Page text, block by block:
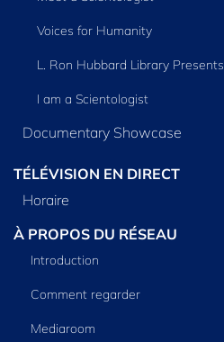
Voices for Humanity
L. Ron Hubbard Library Presents
I am a Scientologist
Documentary Showcase
TÉLÉVISION EN DIRECT
Horaire
À PROPOS DU RÉSEAU
Introduction
Comment regarder
Mediaroom